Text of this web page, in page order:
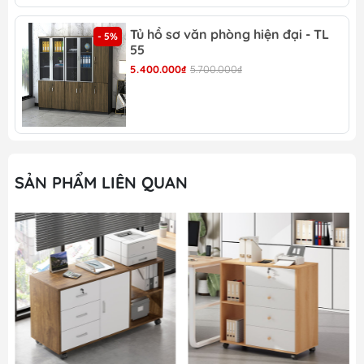
Hộc tủ di động đẹp -DĐ 20 có giá trị trang trí vô
Hộc tủ di động đẹp -DĐ 20 thiết kế hiện đại, thông
Hộc tủ di động đẹp -DĐ 20 với ổ khóa hiện đại, an
toàn
Hộc tủ di động đẹp -DĐ 20 có độ sâu vô cùng hợp
- 5%
Tủ hồ sơ văn phòng hiện đại - TL
55
5.400.000₫ 5.700.000₫
SẢN PHẨM LIÊN QUAN